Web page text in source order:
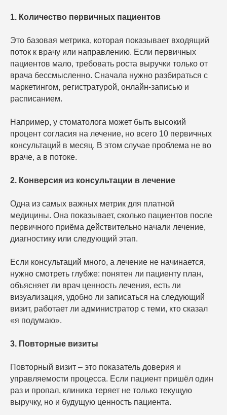
1. Количество первичных пациентов
Это базовая метрика, которая показывает входящий
поток к врачу или направлению. Если первичных
пациентов мало, требовать роста выручки только от
врача бессмысленно. Сначала нужно разбираться с
маркетингом, регистратурой, онлайн-записью и
расписанием.
Например, у стоматолога может быть высокий
процент согласия на лечение, но всего 10 первичных
консультаций в месяц. В этом случае проблема не во
враче, а в потоке.
2. Конверсия из консультации в лечение
Одна из самых важных метрик для платной
медицины. Она показывает, сколько пациентов после
первичного приёма действительно начали лечение,
диагностику или следующий этап.
Если консультаций много, а лечение не начинается,
нужно смотреть глубже: понятен ли пациенту план,
объясняет ли врач ценность лечения, есть ли
визуализация, удобно ли записаться на следующий
визит, работает ли администратор с теми, кто сказал
«я подумаю».
3. Повторные визиты
Повторный визит – это показатель доверия и
управляемости процесса. Если пациент пришёл один
раз и пропал, клиника теряет не только текущую
выручку, но и будущую ценность пациента.